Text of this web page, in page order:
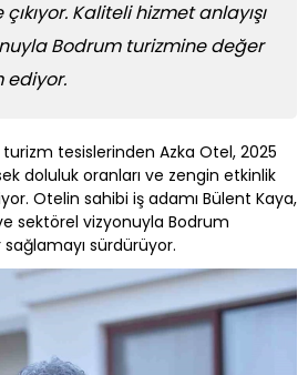
Kaliteli hizmet anlayışı
Bodrum turizmine değer
ediyor.
tesislerinden Azka Otel, 2025
doluluk oranları ve zengin etkinlik
Otelin sahibi iş adamı Bülent Kaya,
sektörel vizyonuyla Bodrum
sürdürüyor.